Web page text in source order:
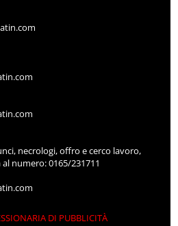
necrologi, offro e cerco lavoro,
numero: 0165/231711
DI PUBBLICITÀ